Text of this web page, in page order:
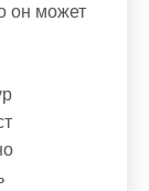
он может